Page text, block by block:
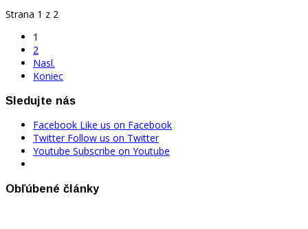
Strana 1 z 2
1
2
Nasl.
Koniec
Sledujte nás
Facebook Like us on Facebook
Twitter Follow us on Twitter
Youtube Subscribe on Youtube
Obľúbené články